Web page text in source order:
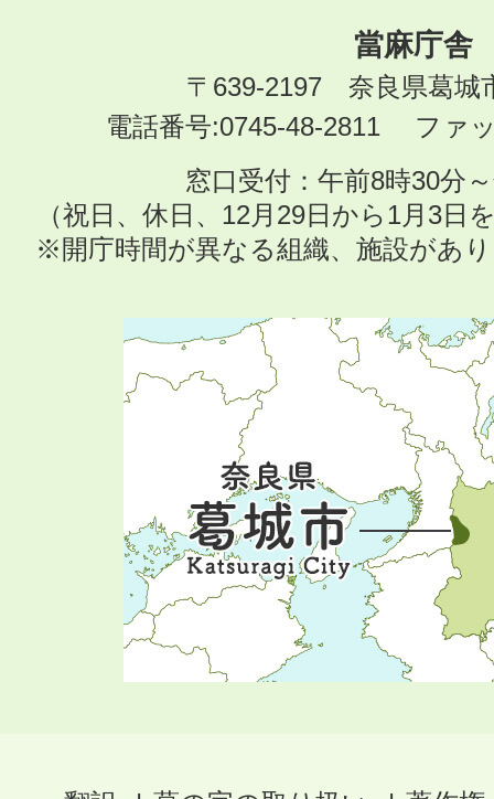
當麻庁舎
〒639-2197 奈良県葛城
電話番号:0745-48-2811 ファ
窓口受付：午前8時30分
（祝日、休日、12月29日から1月3日
※開庁時間が異なる組織、施設があ